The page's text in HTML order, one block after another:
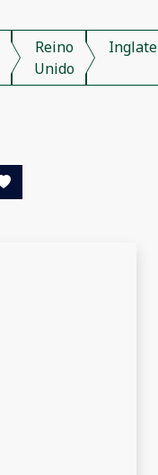
Reino
Unido